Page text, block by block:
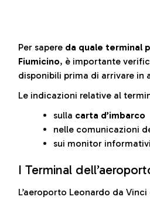
Per sapere da quale terminal
Fiumicino, è importante
disponibili prima di arrivare in
Le indicazioni relative al
sulla carta d’imbarco
nelle comunicazioni
sui monitor
I Terminal
L’aeroporto Leonardo da